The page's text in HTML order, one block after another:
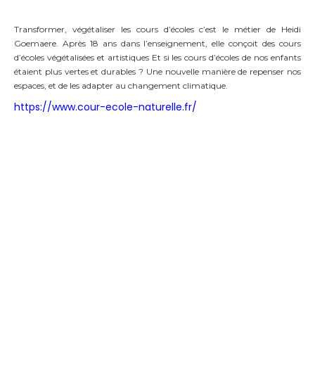
Transformer, végétaliser les cours d’écoles c’est le métier de Heidi
Goemaere. Après 18 ans dans l’enseignement, elle conçoit des cours
d’écoles végétalisées et artistiques Et si les cours d’écoles de nos enfants
étaient plus vertes et durables ? Une nouvelle manière de repenser nos
espaces, et de les adapter au changement climatique.
https://www.cour-ecole-naturelle.fr/